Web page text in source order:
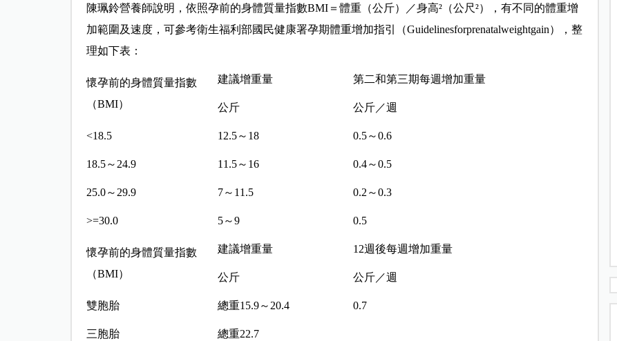
陳珮鈴營養師說明，依照孕前的身體質量指數BMI＝體重（公斤）／身高²（公尺²），有不同的體重增
加範圍及速度，可參考衛生福利部國民健康署孕期體重增加指引（Guidelinesforprenatalweightgain），整
理如下表：
懷孕前的身體質量指數
（BMI）
建議增重量 第二和第三期每週增加重量
公斤 公斤／週
<18.5 12.5～18 0.5～0.6
18.5～24.9 11.5～16 0.4～0.5
25.0～29.9 7～11.5 0.2～0.3
>=30.0 5～9 0.5
懷孕前的身體質量指數
（BMI）
建議增重量 12週後每週增加重量
公斤 公斤／週
雙胞胎 總重15.9～20.4 0.7
三胞胎 總重22.7